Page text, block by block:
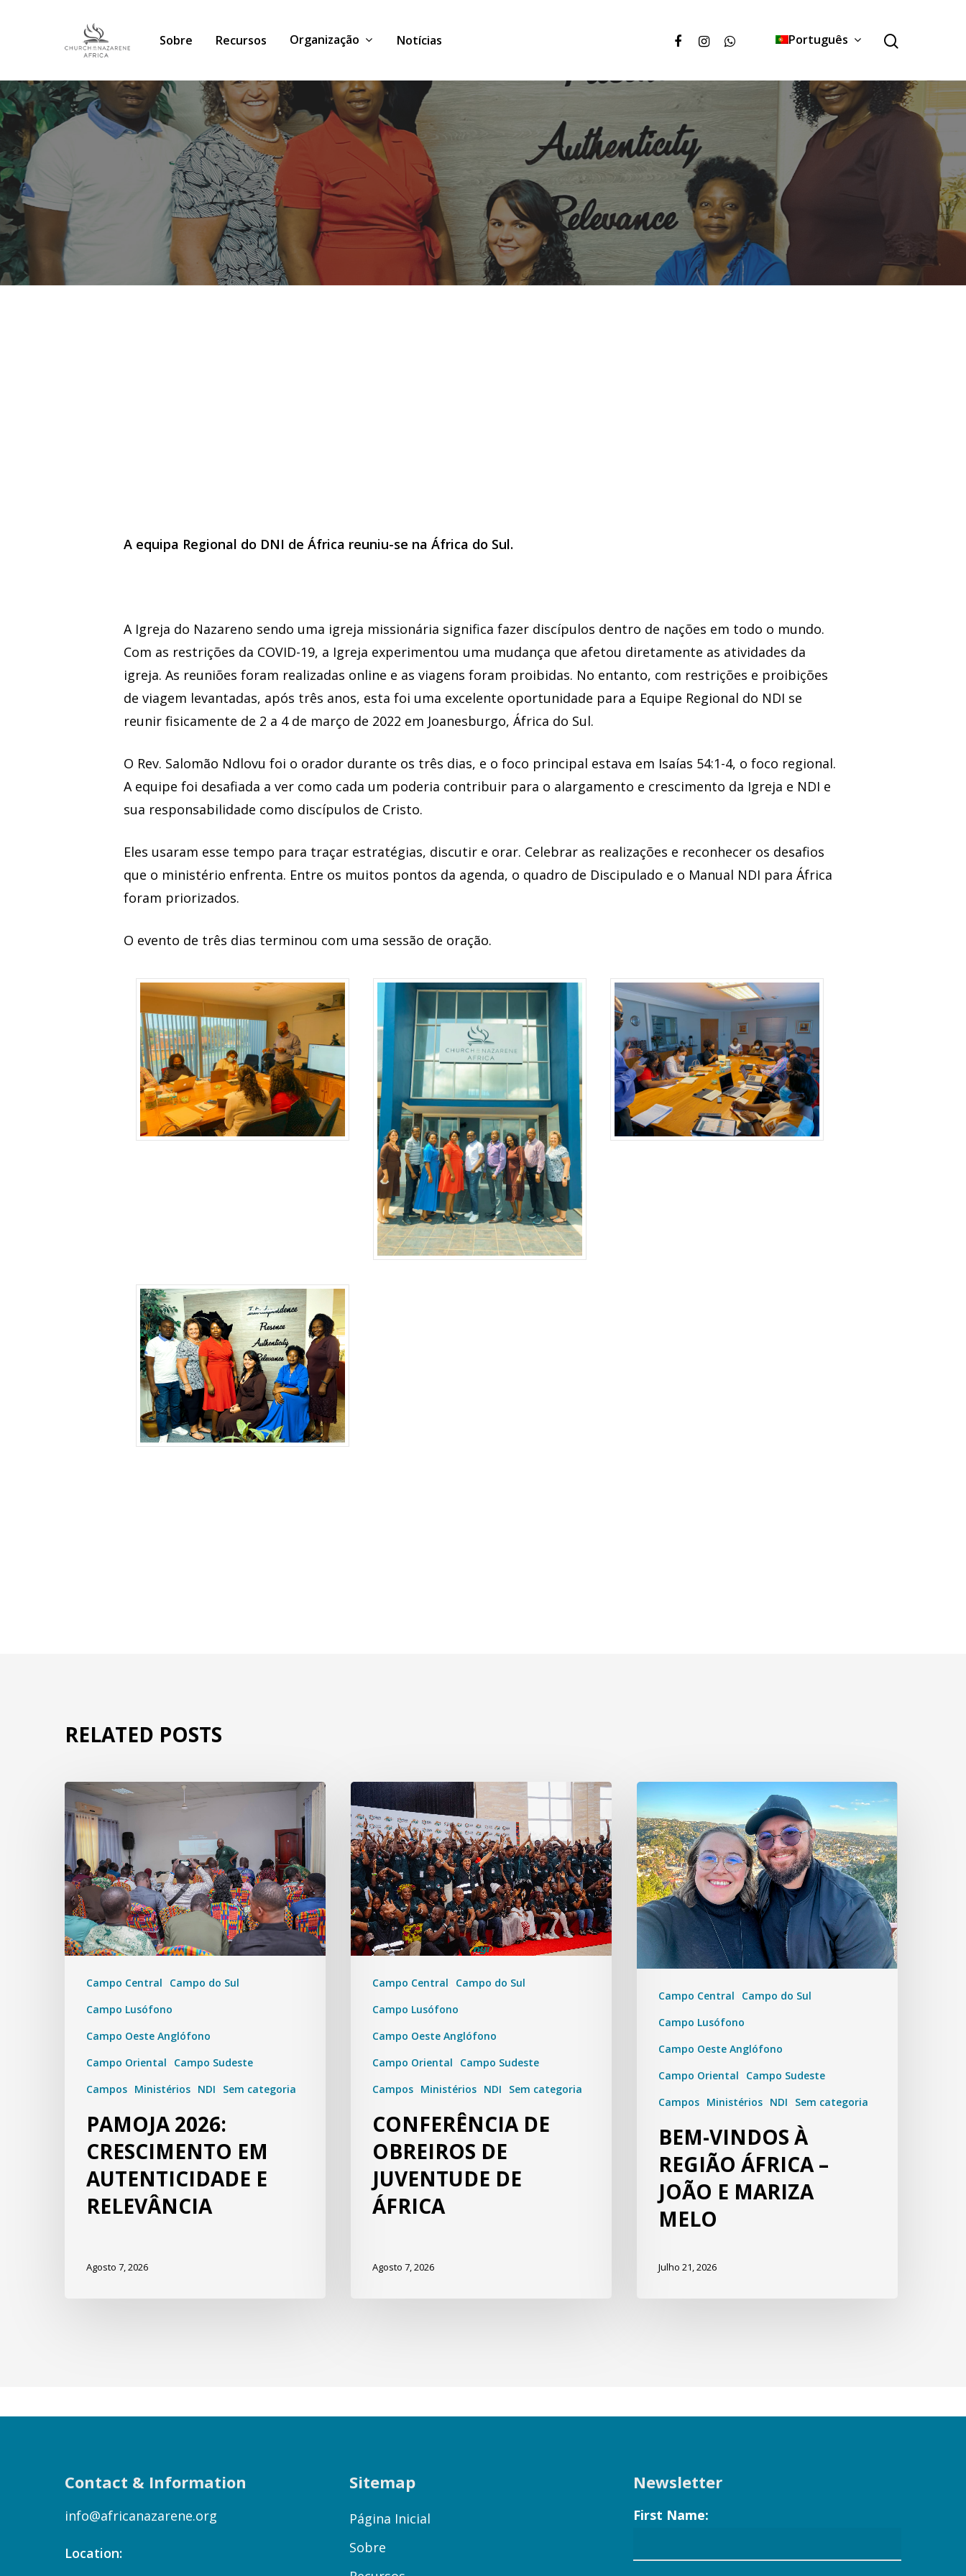
Sobre Recursos Organização Notícias Português
A equipa Regional do DNI de África reuniu-se na África do Sul.
A Igreja do Nazareno sendo uma igreja missionária significa fazer discípulos dentro de nações em todo o mundo.
Com as restrições da COVID-19, a Igreja experimentou uma mudança que afetou diretamente as atividades da
igreja. As reuniões foram realizadas online e as viagens foram proibidas. No entanto, com restrições e proibições
de viagem levantadas, após três anos, esta foi uma excelente oportunidade para a Equipe Regional do NDI se
reunir fisicamente de 2 a 4 de março de 2022 em Joanesburgo, África do Sul.
O Rev. Salomão Ndlovu foi o orador durante os três dias, e o foco principal estava em Isaías 54:1-4, o foco regional.
A equipe foi desafiada a ver como cada um poderia contribuir para o alargamento e crescimento da Igreja e NDI e
sua responsabilidade como discípulos de Cristo.
Eles usaram esse tempo para traçar estratégias, discutir e orar. Celebrar as realizações e reconhecer os desafios
que o ministério enfrenta. Entre os muitos pontos da agenda, o quadro de Discipulado e o Manual NDI para África
foram priorizados.
O evento de três dias terminou com uma sessão de oração.
RELATED POSTS
Campo Central
Campo do Sul
Campo Lusófono
Campo Oeste Anglófono
Campo Oriental
Campo Sudeste
Campos Ministérios NDI Sem categoria
PAMOJA 2026:
CRESCIMENTO EM
AUTENTICIDADE E
RELEVÂNCIA
Agosto 7, 2026
Campo Central
Campo do Sul
Campo Lusófono
Campo Oeste Anglófono
Campo Oriental
Campo Sudeste
Campos Ministérios NDI Sem categoria
CONFERÊNCIA DE
OBREIROS DE
JUVENTUDE DE
ÁFRICA
Agosto 7, 2026
Campo Central
Campo do Sul
Campo Lusófono
Campo Oeste Anglófono
Campo Oriental
Campo Sudeste
Campos Ministérios NDI Sem categoria
BEM-VINDOS À
REGIÃO ÁFRICA –
JOÃO E MARIZA
MELO
Julho 21, 2026
Contact & Information
info@africanazarene.org
Location:
Sitemap
Página Inicial
Sobre
Newsletter
First Name: